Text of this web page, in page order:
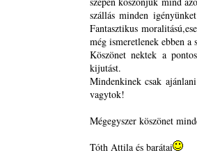
szállás minden
Fantasztikus
még ismeretlenek ebben a
Köszönet nektek a
kijutást.
Mindenkinek csak
vagytok!
Mégegyszer köszönet
Tóth Attila és barátai